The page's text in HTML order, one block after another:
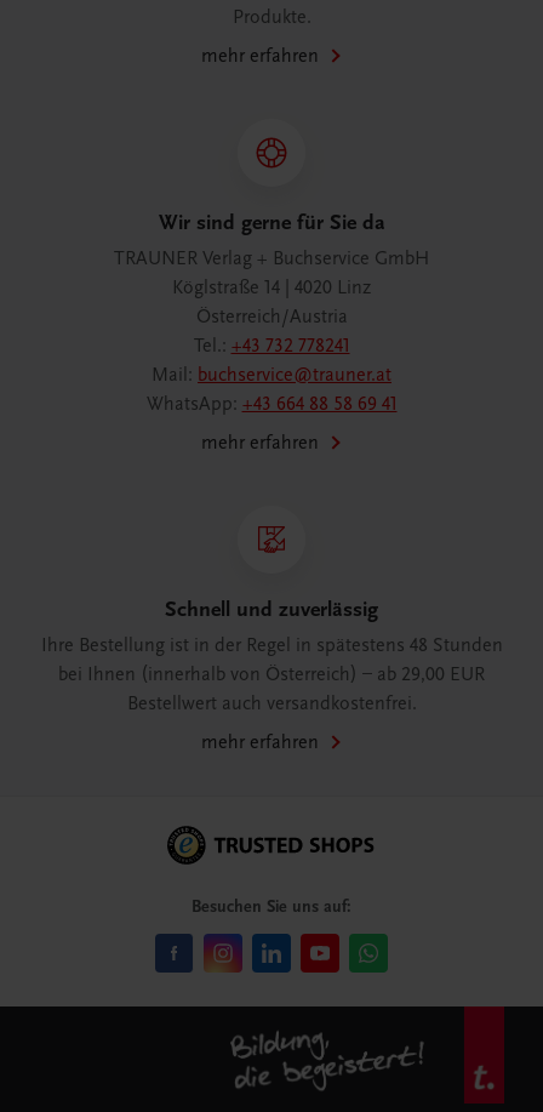
Produkte.
mehr erfahren
Wir sind gerne für Sie da
TRAUNER Verlag + Buchservice GmbH
Köglstraße 14 | 4020 Linz
Österreich/Austria
Tel.: +43 732 778241
Mail: buchservice@trauner.at
WhatsApp: +43 664 88 58 69 41
mehr erfahren
Schnell und zuverlässig
Ihre Bestellung ist in der Regel in spätestens 48 Stunden
bei Ihnen (innerhalb von Österreich) – ab 29,00 EUR
Bestellwert auch versandkostenfrei.
mehr erfahren
Besuchen Sie uns auf: